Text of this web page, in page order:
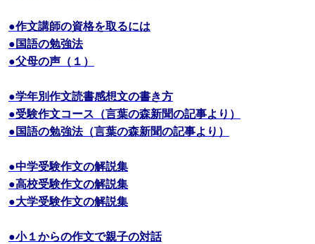
●作文講師の資格を取るには
●国語の勉強法
●父母の声（１）
●学年別作文読書感想文の書き方
●受験作文コース（言葉の森新聞の記事より）
●国語の勉強法（言葉の森新聞の記事より）
●中学受験作文の解説集
●高校受験作文の解説集
●大学受験作文の解説集
●小１からの作文で親子の対話